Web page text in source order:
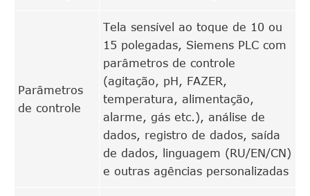
Parâmetros
de controle
Tela sensível ao toque de 10 ou
15 polegadas, Siemens PLC com
parâmetros de controle
(agitação, pH, FAZER,
temperatura, alimentação,
alarme, gás etc.), análise de
dados, registro de dados, saída
de dados, linguagem (RU/EN/CN)
e outras agências personalizadas